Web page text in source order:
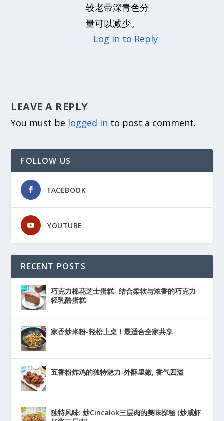
较老带深青色分
量可以减少。
Log in to Reply
LEAVE A REPLY
You must be logged in to post a comment.
FOLLOW US
FACEBOOK
YOUTUBE
RECENT POSTS
巧克力棉花芝士蛋糕- 结合柔软与浓香的巧克力
轻乳酪蛋糕
家香炒米粉-轻松上桌！最适合全家共享
五香粉炸鸡的独特魅力-外酥里嫩, 香气四溢
独特风味: 炒Cincalok三层肉的美味探秘 (炒咸虾